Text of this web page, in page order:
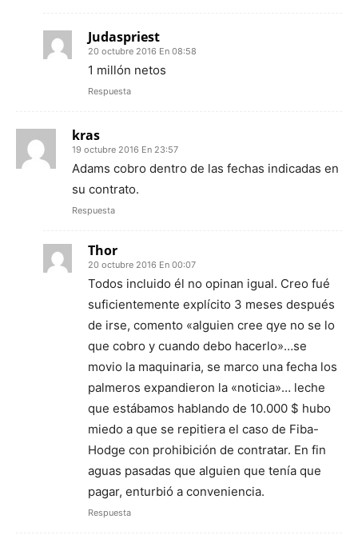
Judaspriest
20 octubre 2016 En 08:58
1 millón netos
Respuesta
kras
19 octubre 2016 En 23:57
Adams cobro dentro de las fechas indicadas en
su contrato.
Respuesta
Thor
20 octubre 2016 En 00:07
Todos incluido él no opinan igual. Creo fué
suficientemente explícito 3 meses después
de irse, comento «alguien cree qye no se lo
que cobro y cuando debo hacerlo»…se
movio la maquinaria, se marco una fecha los
palmeros expandieron la «noticia»… leche
que estábamos hablando de 10.000 $ hubo
miedo a que se repitiera el caso de Fiba-
Hodge con prohibición de contratar. En fin
aguas pasadas que alguien que tenía que
pagar, enturbió a conveniencia.
Respuesta